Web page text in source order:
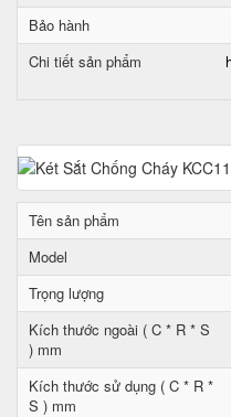
Bảo hành
Chi tiết sản phẩm
Tên sản phẩm
Model
Trọng lượng
Kích thước ngoài ( C * R * S
) mm
Kích thước sử dụng ( C * R *
S ) mm